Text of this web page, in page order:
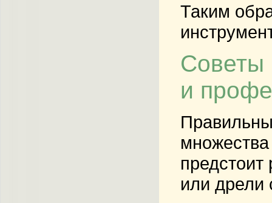
Таким
Советы
и
или дрели